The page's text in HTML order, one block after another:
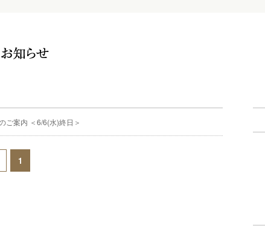
ご案内 ＜6/6(水)終日＞
1